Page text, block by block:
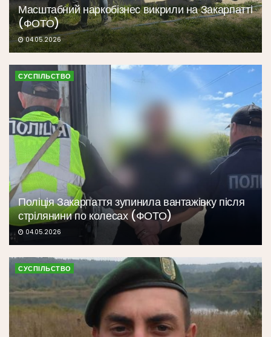
Масштабний наркобізнес викрили на Закарпатті
(ФОТО)
04.05.2026
СУСПІЛЬСТВО
Поліція Закарпаття зупинила вантажівку після
стрілянини по колесах (ФОТО)
04.05.2026
СУСПІЛЬСТВО